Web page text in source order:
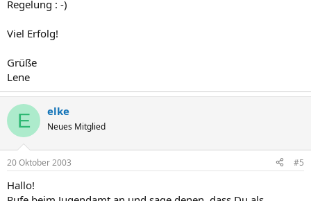
Regelung : -)
Viel Erfolg!
Grüße
Lene
E elke
Neues Mitglied
20 Oktober 2003 #5
Hallo!